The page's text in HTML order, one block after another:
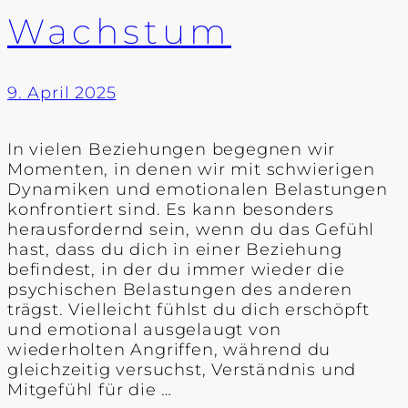
Wachstum
9. April 2025
In vielen Beziehungen begegnen wir
Momenten, in denen wir mit schwierigen
Dynamiken und emotionalen Belastungen
konfrontiert sind. Es kann besonders
herausfordernd sein, wenn du das Gefühl
hast, dass du dich in einer Beziehung
befindest, in der du immer wieder die
psychischen Belastungen des anderen
trägst. Vielleicht fühlst du dich erschöpft
und emotional ausgelaugt von
wiederholten Angriffen, während du
gleichzeitig versuchst, Verständnis und
Mitgefühl für die …